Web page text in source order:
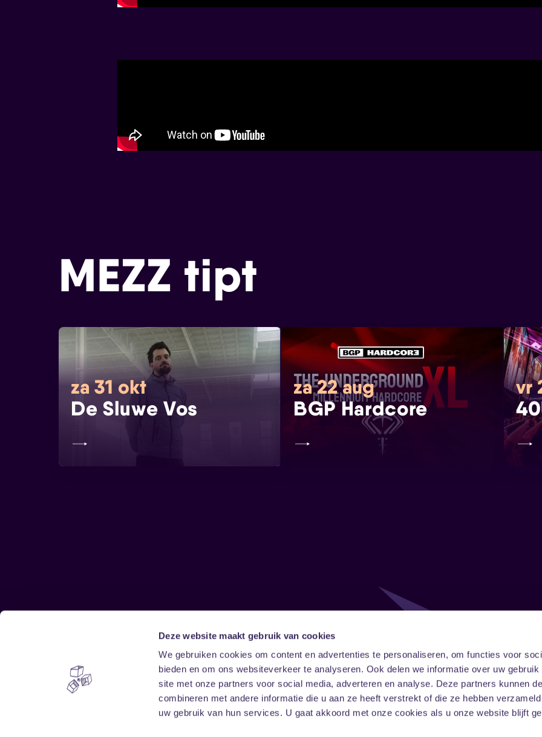
Deze website maakt gebruik van cookies
We gebruiken cookies om content en advertenties te personaliseren, om functies voor
bieden en om ons websiteverkeer te analyseren. Ook delen we informatie over uw gebruik
site met onze partners voor social media, adverteren en analyse. Deze partners kunnen
combineren met andere informatie die u aan ze heeft verstrekt of die ze hebben
uw gebruik van hun services. U gaat akkoord met onze cookies als u onze website blijft
MEZZ tipt
za 31 okt
De Sluwe Vos
za 22 aug
BGP Hardcore
vr
Home
Vrijwilligers
Disclaimer
Toegankelijkheid
Privacy & cookies
Follow
FacebookInstagramLinkedIn
Onze